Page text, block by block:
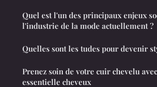
Quel est l'un des principaux enjeux
l'industrie de la mode actuellement ?
Quelles sont les tudes pour devenir
Prenez soin de votre cuir chevelu
essentielle cheveux